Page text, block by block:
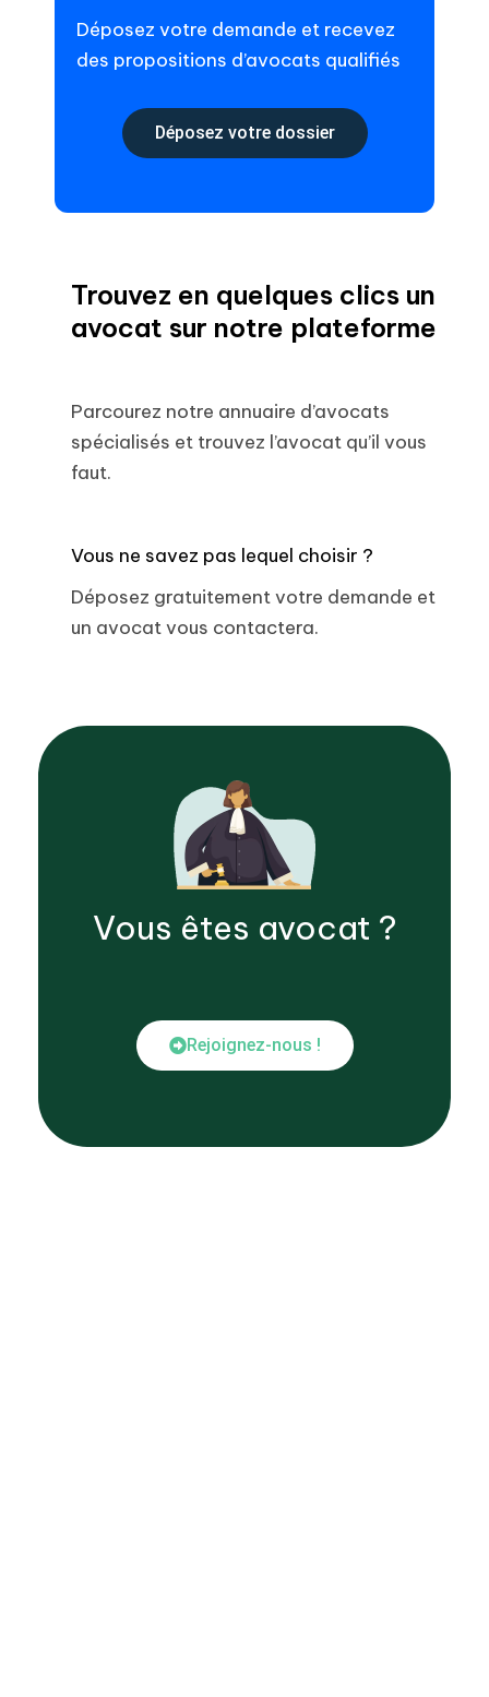
Déposez votre demande et recevez
des propositions d’avocats qualifiés
Déposez votre dossier
Trouvez en quelques clics un
avocat sur notre plateforme
Parcourez notre annuaire d’avocats
spécialisés et trouvez l’avocat qu’il vous
faut.
Vous ne savez pas lequel choisir ?
Déposez gratuitement votre demande et
un avocat vous contactera.
Vous êtes avocat ?
Rejoignez-nous !